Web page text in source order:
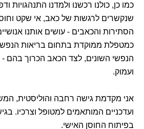
כמו כן, כולנו רכשנו ולמדנו התנהגויות
שנקשרים לרגשות של כאב, אי שקט
הסתירות והכאבים - עושים אותנו
כמטפלת ממוקדת בתחום בריאות הנפש
הנפשי השונים, לצד הכאב הכרוך בהם -
ועמוק.
אני מקדמת גישה רחבה והוליסטית,
ועדכניים המותאמים למטופל וצרכיו.
בפיתוח החוסן האישי.